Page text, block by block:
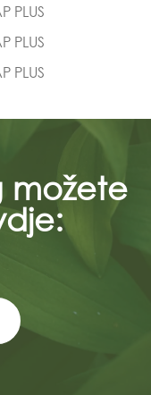
PLUS
PLUS
PLUS
možete